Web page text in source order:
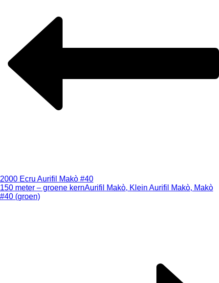
2000 Ecru Aurifil Makò #40
150 meter – groene kernAurifil Makò, Klein Aurifil Makò, Makò
#40 (groen)